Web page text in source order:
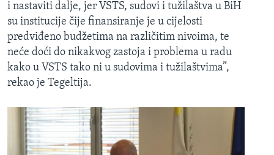
i nastaviti dalje, jer VSTS, sudovi i tužilaštva u BiH
su institucije čije finansiranje je u cijelosti
predviđeno budžetima na različitim nivoima, te
neće doći do nikakvog zastoja i problema u radu
kako u VSTS tako ni u sudovima i tužilaštvima”,
rekao je Tegeltija.